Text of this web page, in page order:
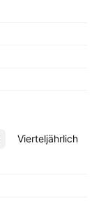
Vierteljährlich